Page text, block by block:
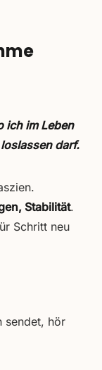
ich im Leben
darf.
Stabilität.
Schritt neu
sendet, hör